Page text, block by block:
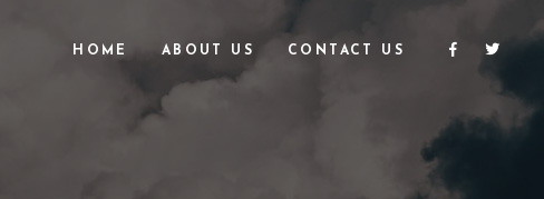
HOME ABOUT US CONTACT US